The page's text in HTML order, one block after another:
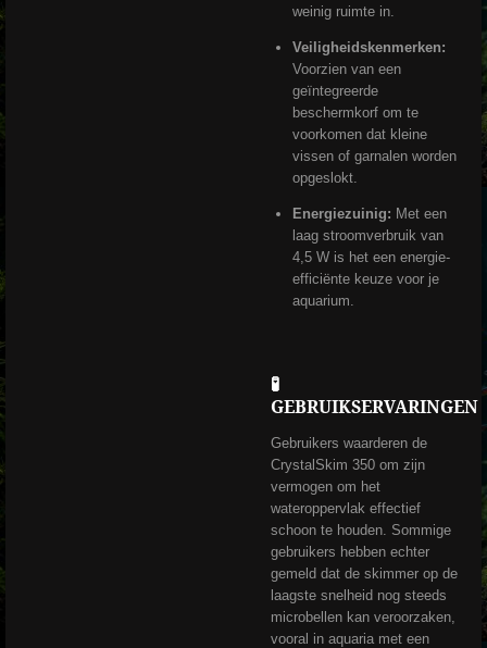
weinig ruimte in.
Veiligheidskenmerken:
Voorzien van een
geïntegreerde
beschermkorf om te
voorkomen dat kleine
vissen of garnalen worden
opgeslokt.
Energiezuinig: Met een
laag stroomverbruik van
4,5 W is het een energie-
efficiënte keuze voor je
aquarium.
🧪
GEBRUIKSERVARINGEN
Gebruikers waarderen de
CrystalSkim 350 om zijn
vermogen om het
wateroppervlak effectief
schoon te houden. Sommige
gebruikers hebben echter
gemeld dat de skimmer op de
laagste snelheid nog steeds
microbellen kan veroorzaken,
vooral in aquaria met een